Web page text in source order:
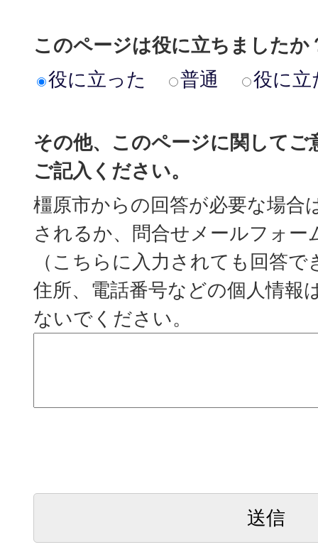
このページは役に立ちましたか
役に立った
普通 役に立
その他、このページに関してご
ご記入ください。
橿原市からの回答が必要な場合
されるか、問合せメールフォー
（こちらに入力されても回答
住所、電話番号などの個人情報
ないでください。